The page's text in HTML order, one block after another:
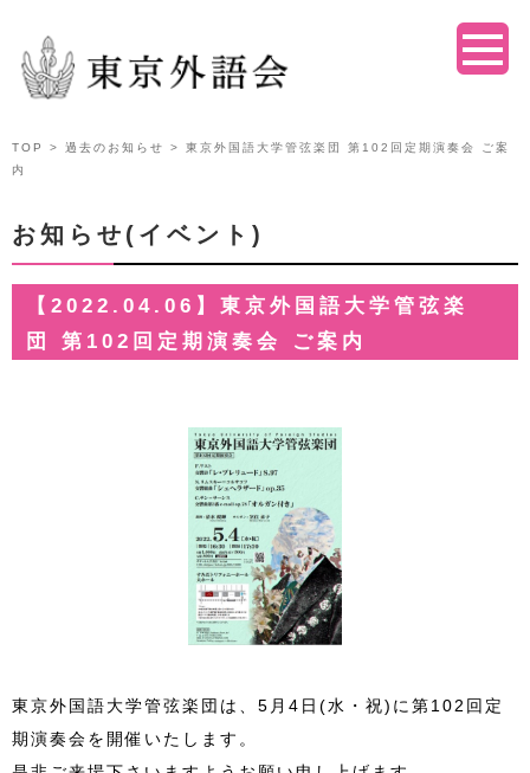
TOP > 過去のお知らせ
> 東京外国語大学管弦楽団 第102回定期演奏会 ご案
内
お知らせ(イベント)
【2022.04.06】東京外国語大学管弦楽
団 第102回定期演奏会 ご案内
東京外国語大学管弦楽団は、5月4日(水・祝)に第102回定
期演奏会を開催いたします。